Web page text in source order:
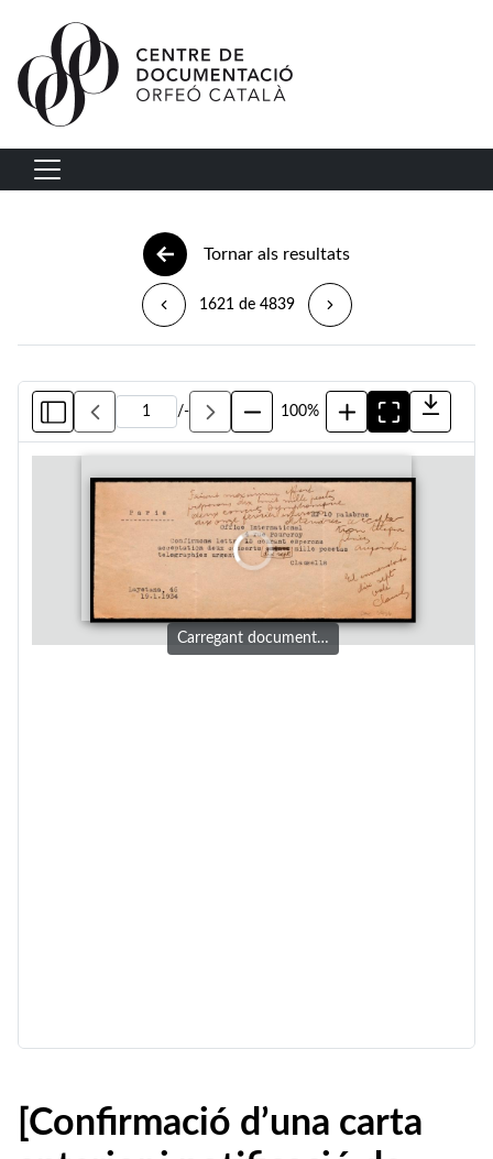
Vés al contingut
Navegació principal
Tornar als resultats
1621 de 4839
/- 100%
Carregant document…
[Confirmació d’una carta